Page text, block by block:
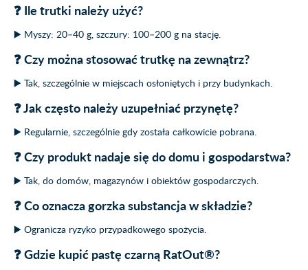
❓ Ile trutki należy użyć?
▶️ Myszy: 20–40 g, szczury: 100–200 g na stację.
❓ Czy można stosować trutkę na zewnątrz?
▶️ Tak, szczególnie w miejscach osłoniętych i przy budynkach.
❓ Jak często należy uzupełniać przynętę?
▶️ Regularnie, szczególnie gdy została całkowicie pobrana.
❓ Czy produkt nadaje się do domu i gospodarstwa?
▶️ Tak, do domów, magazynów i obiektów gospodarczych.
❓ Co oznacza gorzka substancja w składzie?
▶️ Ogranicza ryzyko przypadkowego spożycia.
❓ Gdzie kupić pastę czarną RatOut®?